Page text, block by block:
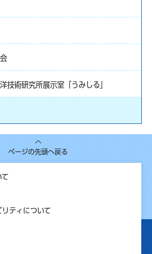
技術研究所展示室「うみしる」
ページの先頭へ戻る
て
ティについて